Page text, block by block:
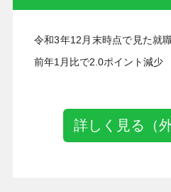
令和3年12月末時点で見た就
前年1月比で2.0ポイント減少
詳しく見る（